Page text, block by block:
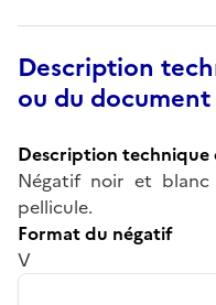
Description
ou du
Description technique
Négatif noir et
pellicule.
Format du négatif
V